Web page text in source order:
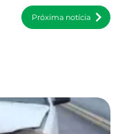
Próxima notícia